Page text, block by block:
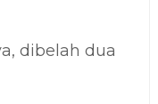
dibelah dua